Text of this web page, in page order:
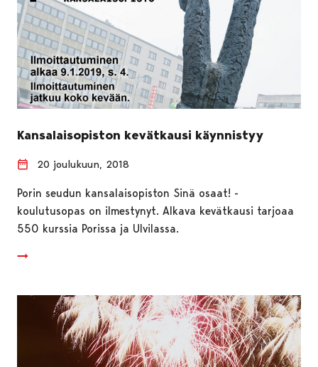
Kansalaisopiston kevätkausi käynnistyy
20 joulukuun, 2018
Porin seudun kansalaisopiston Sinä osaat! -
koulutusopas on ilmestynyt. Alkava kevätkausi tarjoaa
550 kurssia Porissa ja Ulvilassa.